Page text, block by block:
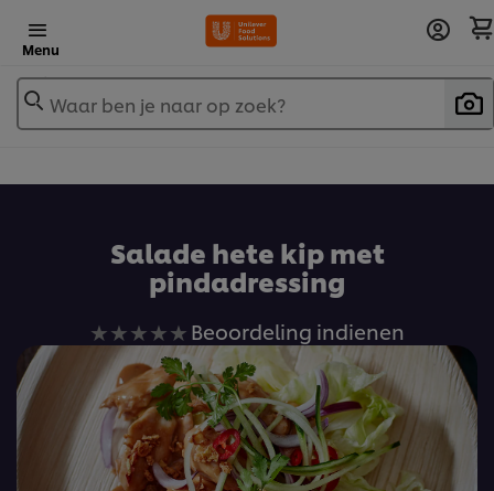
Menu
Waar ben je naar op zoek?
Salade hete kip met
pindadressing
Geen
beoordelingen
ingediend
voor
deze
recipe
Beoordeling indienen